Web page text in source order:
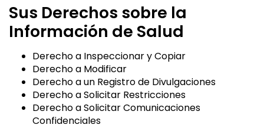
Sus Derechos sobre la
Información de Salud
Derecho a Inspeccionar y Copiar
Derecho a Modificar
Derecho a un Registro de Divulgaciones
Derecho a Solicitar Restricciones
Derecho a Solicitar Comunicaciones
Confidenciales